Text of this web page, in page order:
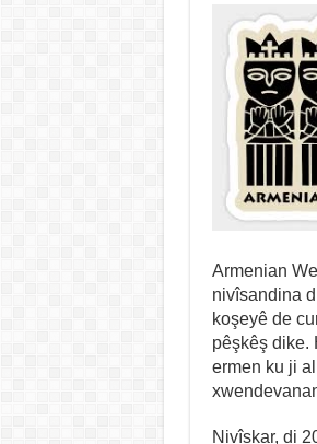
Armenian
nivîsandina
koşeyê de
pêşkêş dike.
ermen ku ji
Nivîskar, di